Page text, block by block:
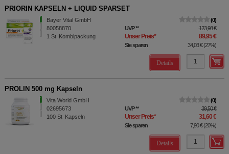
PRIORIN KAPSELN + LIQUID SPARSET
Bayer Vital GmbH
80058870
1 St Kombipackung
0
UVP** 123,98 €
Unser Preis* 89,95 €
Sie sparen 34,03 €(27%)
Details
PROLIN 500 mg Kapseln
Vita World GmbH
02695673
100 St Kapseln
0
UVP** 39,50 €
Unser Preis* 31,60 €
Sie sparen 7,90 €(20%)
Details